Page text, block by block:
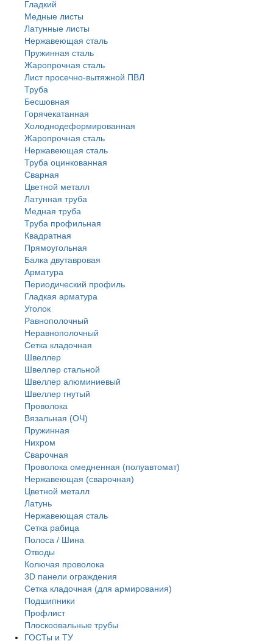
Гладкий
Медные листы
Латунные листы
Нержавеющая сталь
Пружинная сталь
Жаропрочная сталь
Лист просечно-вытяжной ПВЛ
Труба
Бесшовная
Горячекатанная
Холоднодеформированная
Жаропрочная сталь
Нержавеющая сталь
Труба оцинкованная
Сварная
Цветной металл
Латунная труба
Медная труба
Труба профильная
Квадратная
Прямоугольная
Балка двутавровая
Арматура
Периодический профиль
Гладкая арматура
Уголок
Равнополочный
Неравнополочный
Сетка кладочная
Швеллер
Швеллер стальной
Швеллер алюминиевый
Швеллер гнутый
Проволока
Вязальная (ОЧ)
Пружинная
Нихром
Сварочная
Проволока омедненная (полуавтомат)
Нержавеющая (сварочная)
Цветной металл
Латунь
Нержaвеющая сталь
Сетка рабица
Полоса / Шина
Отводы
Колючая проволока
3D панели ограждения
Сетка кладочная (для армирования)
Подшипники
Профлист
Плоскоовальные трубы
ГОСТы и ТУ